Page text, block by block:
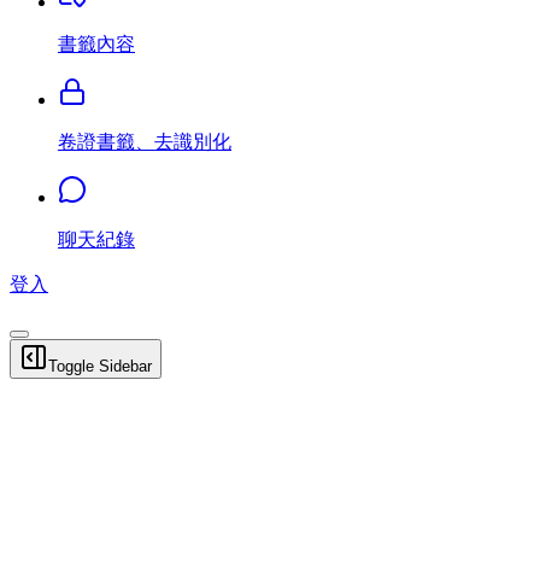
書籤內容
卷證書籤、去識別化
聊天紀錄
登入
Toggle Sidebar